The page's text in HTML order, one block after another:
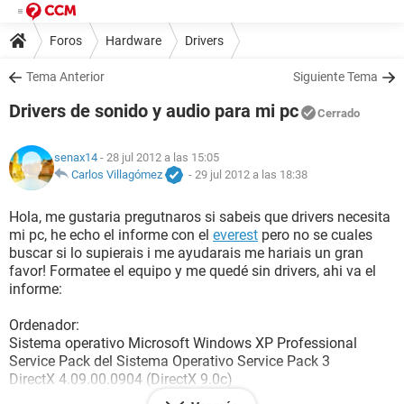
Foros Hardware Drivers
Tema Anterior Siguiente Tema
Drivers de sonido y audio para mi pc Cerrado
senax14 - 28 jul 2012 a las 15:05
Carlos Villagómez
- 29 jul 2012 a las 18:38
Hola, me gustaria pregutnaros si sabeis que drivers necesita
mi pc, he echo el informe con el everest pero no se cuales
buscar si lo supierais i me ayudarais me hariais un gran
favor! Formatee el equipo y me quedé sin drivers, ahi va el
informe:
Ordenador:
Sistema operativo Microsoft Windows XP Professional
Service Pack del Sistema Operativo Service Pack 3
DirectX 4.09.00.0904 (DirectX 9.0c)
Nombre del sistema PC-XAVI